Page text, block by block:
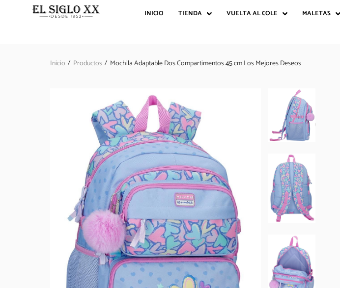
INICIO TIENDA VUELTA AL COLE MALETAS
Inicio / Productos / Mochila Adaptable Dos Compartimentos 45 cm Los Mejores Deseos